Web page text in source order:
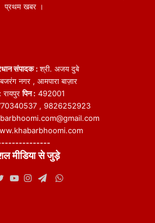
प्रथम खबर ।
संपादक :श्री. अजय दुबे
बजरंग नगर , आमपारा बाज़ार
रायपुरपिन : 492001
, 9826252923
मीडिया से जुड़े
WhatsApp